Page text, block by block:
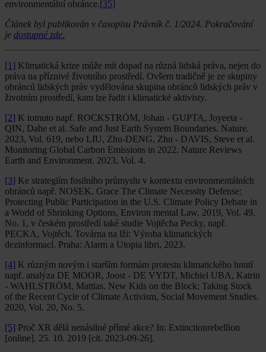
environmentální obránce.[35]
Článek byl publikován v časopisu Právník č. 1/2024. Pokračování
je dostupné zde.
[1] Klimatická krize může mít dopad na různá lidská práva, nejen do
práva na příznivé životního prostředí. Ovšem tradičně je ze skupiny
obránců lidských práv vydělována skupina obránců lidských práv v
životním prostředí, kam lze řadit i klimatické aktivisty.
[2] K tomuto např. ROCKSTRÖM, Johan - GUPTA, Joyeeta -
QIN, Dahe et al. Safe and Just Earth System Boundaries. Nature.
2023, Vol. 619, nebo LIU, Zhu-DENG, Zhu - DAVIS, Steve et al.
Monitoring Global Carbon Emissions in 2022. Nature Reviews
Earth and Environment. 2023, Vol. 4.
[3] Ke strategiím fosilního průmyslu v kontextu environmentálních
obránců např. NOSEK, Grace The Climate Necessity Defense:
Protecting Public Participation in the U.S. Climate Policy Debate in
a World of Shrinking Options, Environ mental Law. 2019, Vol. 49,
No. 1, v českém prostředí také studie Vojtěcha Pecky, např.
PECKA, Vojtěch. Továrna na lži: Výroba klimatických
dezinformací. Praha: Alarm a Utopia libri, 2023.
[4] K různým novým i starším formám protestu klimatického hnutí
např. analýza DE MOOR, Joost - DE VYDT, Michiel UBA, Katrin
- WAHLSTRÖM, Mattias. New Kids on the Block: Taking Stock
of the Recent Cycle of Climate Activism, Social Movement Studies.
2020, Vol. 20, No. 5.
[5] Proč XR dělá nenásilné přímé akce? In: Extinctionrebellion
[online]. 25. 10. 2019 [cit. 2023-09-26].